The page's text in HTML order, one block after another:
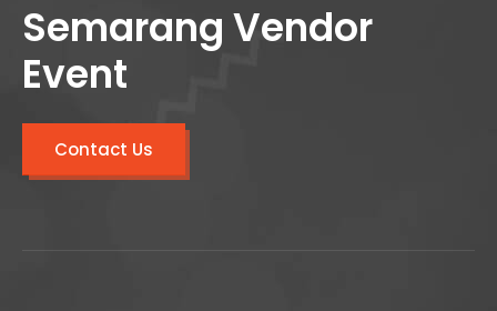
Semarang Vendor
Event
Contact Us